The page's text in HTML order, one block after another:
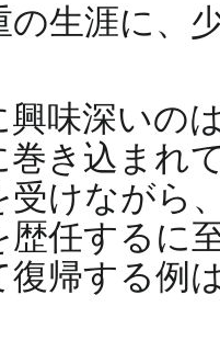
生涯に、
味深いの
き込まれ
受けながら
任するに
帰する例